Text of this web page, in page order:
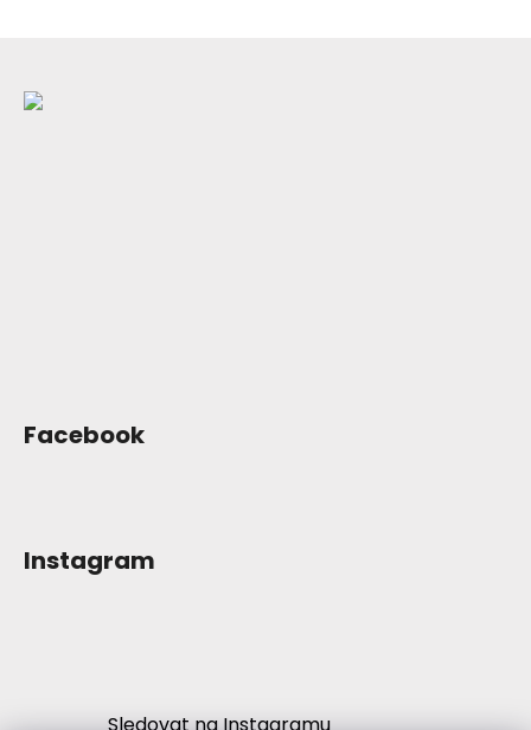
Facebook
Instagram
Sledovat na Instagramu